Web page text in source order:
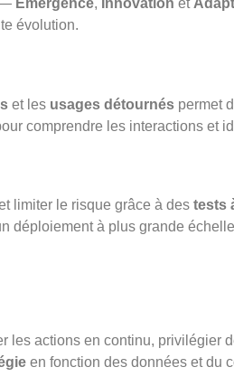
— Émergence, Innovation et
évolution.
et les usages détournés permet
comprendre les interactions et
limiter le risque grâce à des tests
déploiement à plus grande
les actions en continu, privilégier
en fonction des données et du